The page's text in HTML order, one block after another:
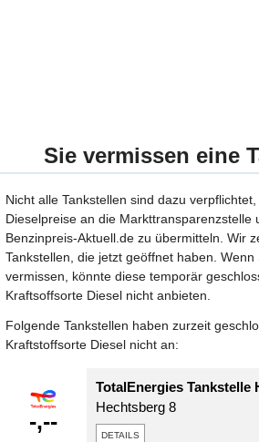
Sie vermissen eine
Nicht alle Tankstellen sind dazu
Dieselpreise an die Markttransparenzstelle
Benzinpreis-Aktuell.de zu übermitteln. Wir
Tankstellen, die jetzt geöffnet haben. Wenn
vermissen, könnte diese temporär
Kraftsoffsorte Diesel nicht anbieten.
Folgende Tankstellen haben zurzeit
Kraftstoffsorte Diesel nicht an:
-,--
TotalEnergies Tankstelle
Hechtsberg 8
details